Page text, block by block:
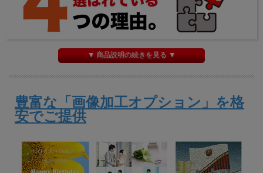
▼ 商品説明の続きを見る ▼
豊富な「画像加工オプション」を格
安でご提供